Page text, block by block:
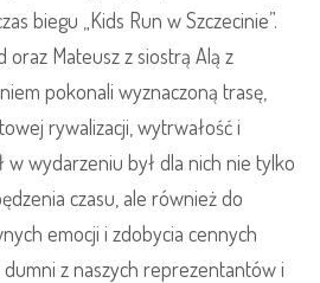
biegu „Kids Run w Szczecinie”.
oraz Mateusz z siostrą Alą z
pokonali wyznaczoną trasę,
rywalizacji, wytrwałość i
w wydarzeniu był dla nich nie tylko
czasu, ale również do
emocji i zdobycia cennych
z naszych reprezentantów i